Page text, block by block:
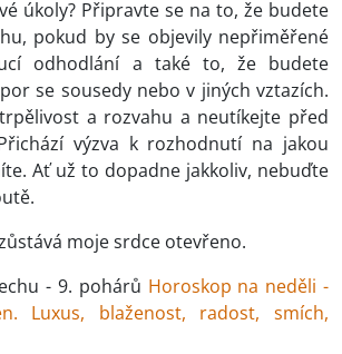
úkoly? Připravte se na to, že budete
pokud by se objevily nepřiměřené
odhodlání a také to, že budete
se sousedy nebo v jiných vztazích.
a rozvahu a neutíkejte před
výzva k rozhodnutí na jakou
Ať už to dopadne jakkoliv, nebuďte
moje srdce otevřeno.
- 9. pohárů Horoskop na neděli -
Luxus, blaženost, radost, smích,